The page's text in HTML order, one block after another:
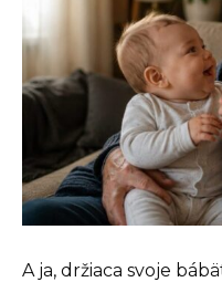
A ja, držiaca svoje